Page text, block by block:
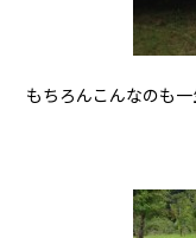
もちろんこんなのも一